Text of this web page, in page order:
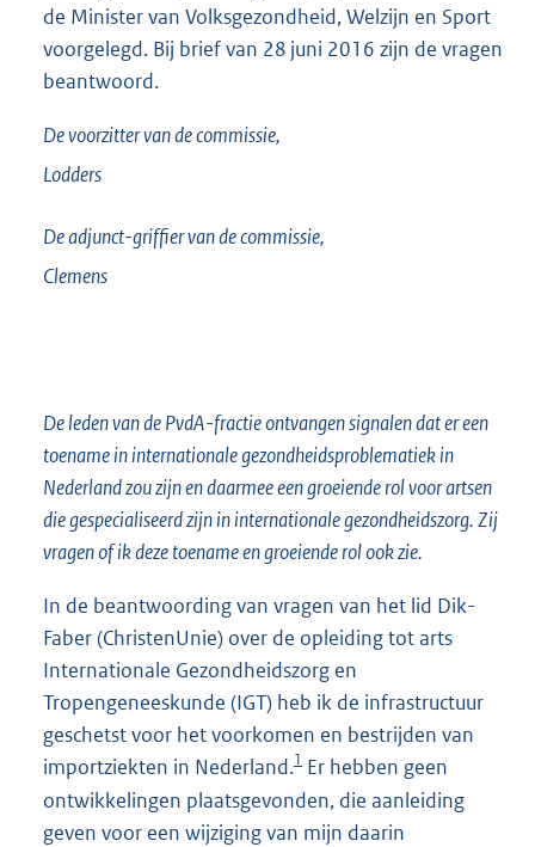
de Minister van Volksgezondheid, Welzijn en Sport
voorgelegd. Bij brief van 28 juni 2016 zijn de vragen
beantwoord.
De voorzitter van de commissie,
Lodders
De adjunct-griffier van de commissie,
Clemens
De leden van de PvdA-fractie ontvangen signalen dat er een
toename in internationale gezondheidsproblematiek in
Nederland zou zijn en daarmee een groeiende rol voor artsen
die gespecialiseerd zijn in internationale gezondheidszorg. Zij
vragen of ik deze toename en groeiende rol ook zie.
In de beantwoording van vragen van het lid Dik-
Faber (ChristenUnie) over de opleiding tot arts
Internationale Gezondheidszorg en
Tropengeneeskunde (IGT) heb ik de infrastructuur
geschetst voor het voorkomen en bestrijden van
importziekten in Nederland.1 Er hebben geen
ontwikkelingen plaatsgevonden, die aanleiding
geven voor een wijziging van mijn daarin